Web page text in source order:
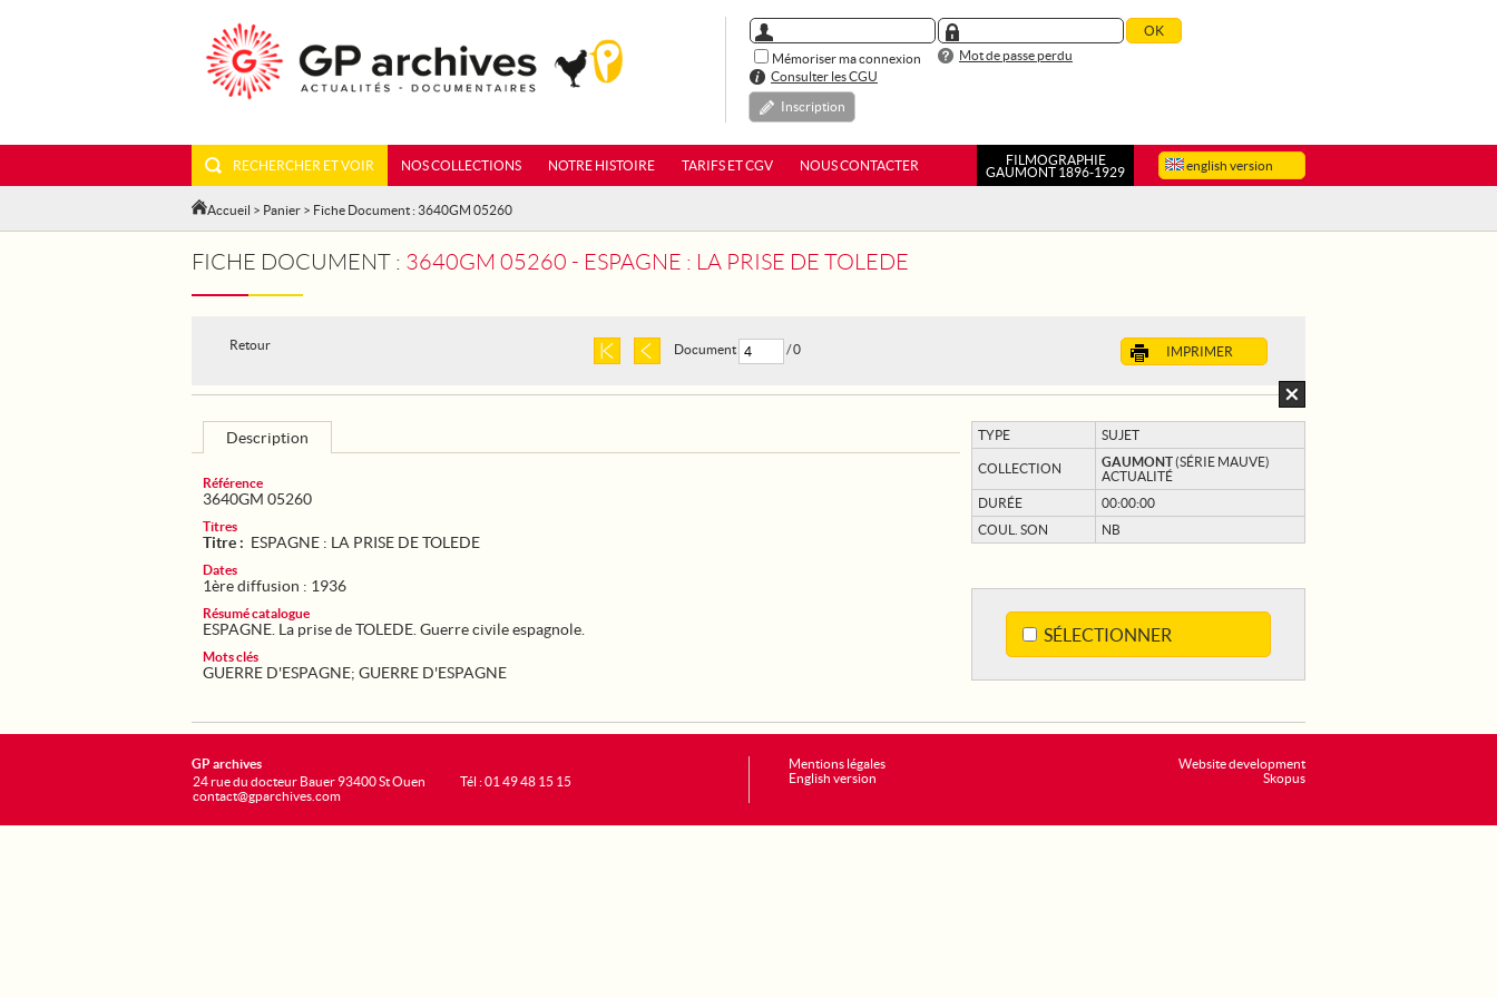
Mémoriser ma connexion
Mot de passe perdu
Consulter les CGU
Inscription
english version
RECHERCHER ET VOIR NOS COLLECTIONS NOTRE HISTOIRE TARIFS ET CGV NOUS CONTACTER
FILMOGRAPHIE
GAUMONT 1896-1929
Accueil > Panier > Fiche Document : 3640GM 05260
FICHE DOCUMENT : 3640GM 05260 - ESPAGNE : LA PRISE DE TOLEDE
Retour IMPRIMER
Document / 0
TYPE SUJET
COLLECTION GAUMONT(SÉRIE MAUVE)
ACTUALITÉ
DURÉE
00:00:00
COUL. SON
NB
SÉLECTIONNER
Description
Référence
3640GM 05260
Titres
Titre : ESPAGNE : LA PRISE DE TOLEDE
Dates
1ère diffusion : 1936
Résumé catalogue
ESPAGNE. La prise de TOLEDE. Guerre civile espagnole.
Mots clés
GUERRE D'ESPAGNE; GUERRE D'ESPAGNE
Website development
Skopus
GP archives
24 rue du docteur Bauer 93400 St Ouen
contact@gparchives.com
Tél : 01 49 48 15 15
Mentions légales
English version